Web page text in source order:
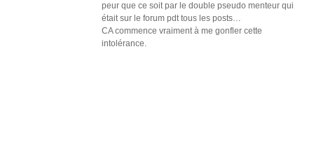
peur que ce soit par le double pseudo menteur qui
était sur le forum pdt tous les posts…
CA commence vraiment à me gonfler cette
intolérance.